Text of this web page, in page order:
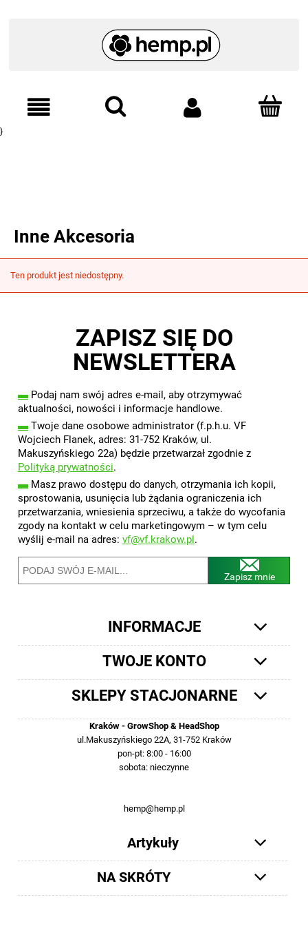
}
Inne Akcesoria
Ten produkt jest niedostępny.
ZAPISZ SIĘ DO
NEWSLETTERA
▬ Podaj nam swój adres e-mail, aby otrzymywać
aktualności, nowości i informacje handlowe.
▬ Twoje dane osobowe administrator (f.p.h.u. VF
Wojciech Flanek, adres: 31-752 Kraków, ul.
Makuszyńskiego 22a) będzie przetwarzał zgodnie z
Polityką prywatności.
▬ Masz prawo dostępu do danych, otrzymania ich kopii,
sprostowania, usunięcia lub żądania ograniczenia ich
przetwarzania, wniesienia sprzeciwu, a także do wycofania
zgody na kontakt w celu marketingowym – w tym celu
wyślij e-mail na adres: vf@vf.krakow.pl.
Zapisz mnie
INFORMACJE
TWOJE KONTO
SKLEPY STACJONARNE
Kraków - GrowShop & HeadShop
ul.Makuszyńskiego 22A, 31-752 Kraków
pon-pt: 8:00 - 16:00
sobota: nieczynne
hemp@hemp.pl
Artykuły
NA SKRÓTY